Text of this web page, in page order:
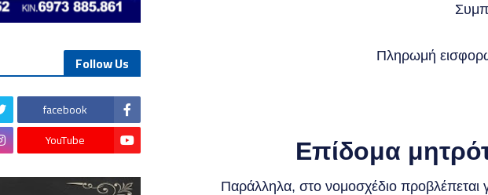
Πληρωμή
Επίδομα
Παράλληλα, στο νομοσχέδιο
Follow Us
facebook
YouTube